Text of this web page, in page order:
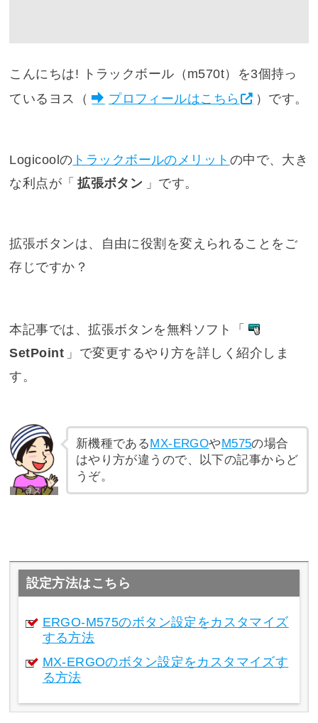
こんにちは! トラックボール（m570t）を3個持っ
ているヨス（
プロフィールはこちら ）です。
Logicoolの トラックボールのメリット の中で、大き
な利点が「 拡張ボタン 」です。
拡張ボタンは、自由に役割を変えられることをご
存じですか？
本記事では、拡張ボタンを無料ソフト「
SetPoint 」で変更するやり方を詳しく紹介しま
す。
新機種である MX-ERGOや M575の場合
はやり方が違うので、以下の記事からど
うぞ。
設定方法はこちら
ERGO-M575のボタン設定をカスタマイズ
する方法
MX-ERGOのボタン設定をカスタマイズす
る方法